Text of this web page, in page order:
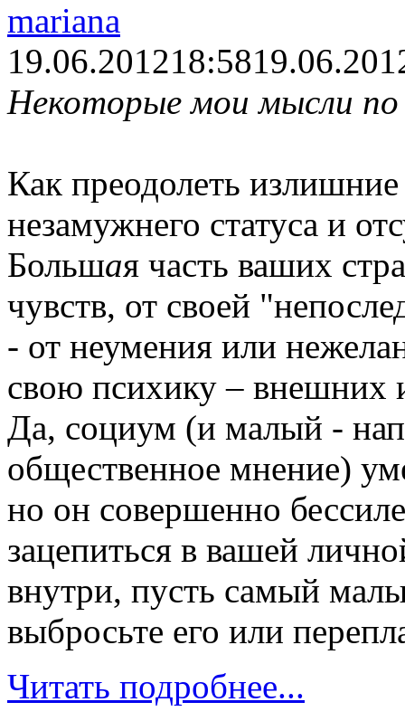
mariana
19.06.201218:58
Некоторые мои мысли по
Как преодолеть
незамужнего статуса и
Большая часть ваших
чувств, от своей
- от неумения или
свою психику – внешних
Да, социум (и малый -
общественное мнение)
но он совершенно
зацепиться в вашей
внутри, пусть самый
выбросьте его или
Читать подробнее...